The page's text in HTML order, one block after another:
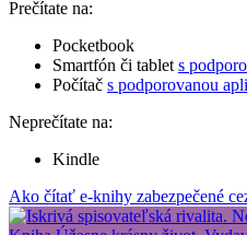
Prečítate na:
Pocketbook
Smartfón či tablet s
Počítač s podporovanou
Neprečítate na:
Kindle
Ako čítať e-knihy zabezpečené